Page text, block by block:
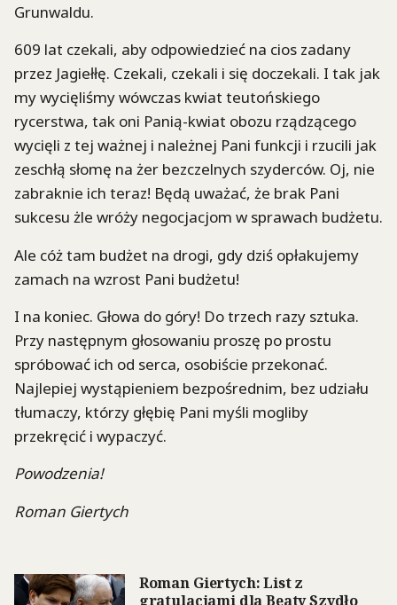
Grunwaldu.
609 lat czekali, aby odpowiedzieć na cios zadany
przez Jagiełłę. Czekali, czekali i się doczekali. I tak jak
my wycięliśmy wówczas kwiat teutońskiego
rycerstwa, tak oni Panią-kwiat obozu rządzącego
wycięli z tej ważnej i należnej Pani funkcji i rzucili jak
zeschłą słomę na żer bezczelnych szyderców. Oj, nie
zabraknie ich teraz! Będą uważać, że brak Pani
sukcesu żle wróży negocjacjom w sprawach budżetu.
Ale cóż tam budżet na drogi, gdy dziś opłakujemy
zamach na wzrost Pani budżetu!
I na koniec. Głowa do góry! Do trzech razy sztuka.
Przy następnym głosowaniu proszę po prostu
spróbować ich od serca, osobiście przekonać.
Najlepiej wystąpieniem bezpośrednim, bez udziału
tłumaczy, którzy głębię Pani myśli mogliby
przekręcić i wypaczyć.
Powodzenia!
Roman Giertych
Roman Giertych: List z
gratulacjami dla Beaty Szydło